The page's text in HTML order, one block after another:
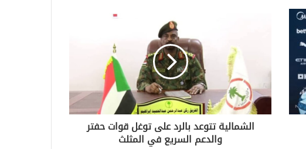
الشمالية تتوعد بالرد على توغل قوات حفتر
والدعم السريع في المثلث